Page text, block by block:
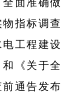
指标调查
工程建设
和《关于全
前通告发布